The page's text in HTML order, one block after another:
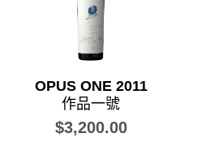
OPUS ONE 2011
作品一號
$3,200.00